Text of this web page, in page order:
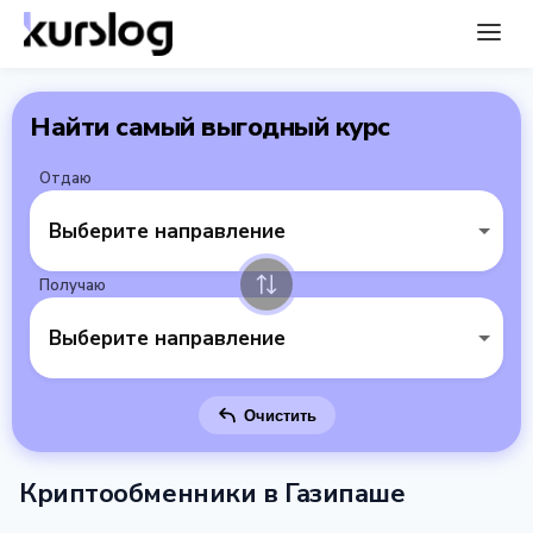
Найти самый выгодный курс
Отдаю
Выберите направление
Получаю
Выберите направление
Очистить
Криптообменники в Газипаше